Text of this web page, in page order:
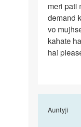
meri
pati
mere
se
guda
meri pati
demand
vo
kahate
hai
AuntyjiIn